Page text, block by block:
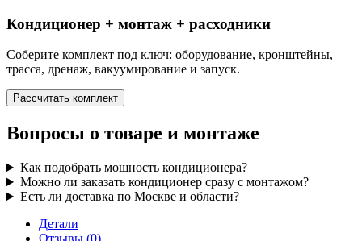
Кондиционер + монтаж + расходники
Соберите комплект под ключ: оборудование, кронштейны,
трасса, дренаж, вакуумирование и запуск.
Рассчитать комплект
Вопросы о товаре и монтаже
Как подобрать мощность кондиционера?
Можно ли заказать кондиционер сразу с монтажом?
Есть ли доставка по Москве и области?
Детали